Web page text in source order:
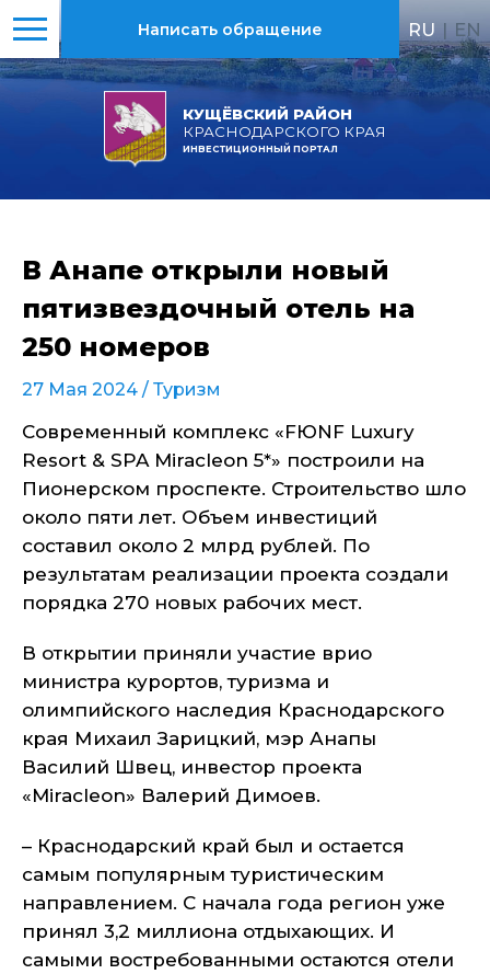
КУЩЁВСКИЙ РАЙОН
КРАСНОДАРСКОГО КРАЯ
ИНВЕСТИЦИОННЫЙ ПОРТАЛ
Написать обращение RU | EN
В Анапе открыли новый
пятизвездочный отель на
250 номеров
27 Мая 2024 / Туризм
Современный комплекс «FЮNF Luxury
Resort & SPA Miracleon 5*» построили на
Пионерском проспекте. Строительство шло
около пяти лет. Объем инвестиций
составил около 2 млрд рублей. По
результатам реализации проекта создали
порядка 270 новых рабочих мест.
В открытии приняли участие врио
министра курортов, туризма и
олимпийского наследия Краснодарского
края Михаил Зарицкий, мэр Анапы
Василий Швец, инвестор проекта
«Miracleon» Валерий Димоев.
– Краснодарский край был и остается
самым популярным туристическим
направлением. С начала года регион уже
принял 3,2 миллиона отдыхающих. И
самыми востребованными остаются отели